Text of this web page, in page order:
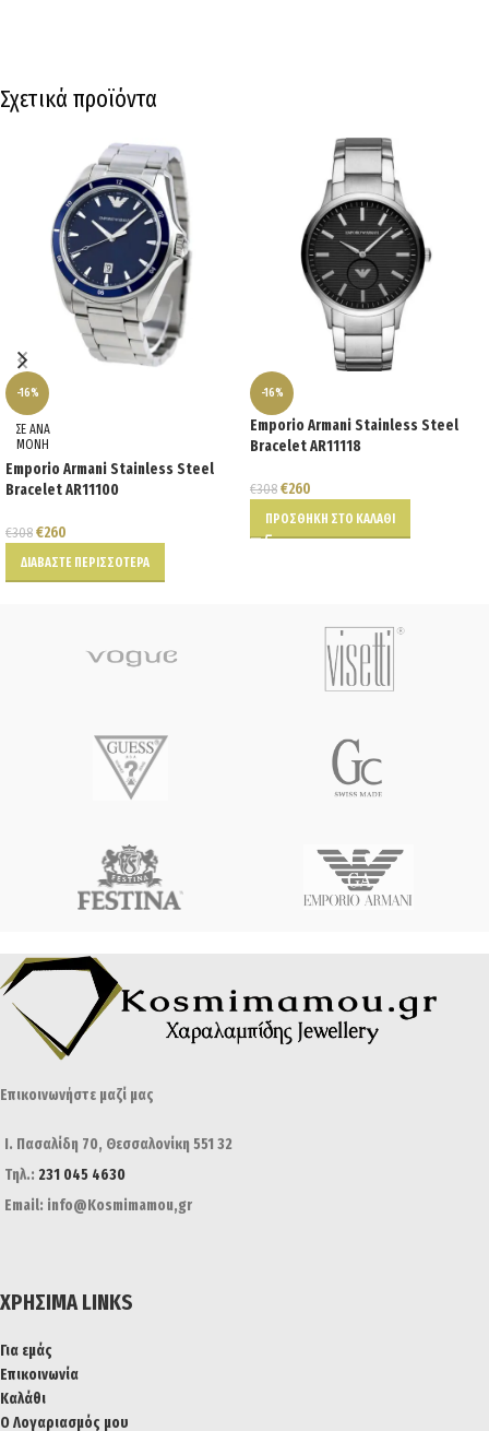
Σχετικά προϊόντα
-16%
ΣΕ ΑΝΑ
ΜΟΝΗ
Emporio Armani Stainless Steel
Bracelet AR11100
€308 €260
ΔΙΑΒΆΣΤΕ ΠΕΡΙΣΣΌΤΕΡΑ
-16%
Emporio Armani Stainless Steel
Bracelet AR11118
€308 €260
ΠΡΟΣΘΉΚΗ ΣΤΟ ΚΑΛΆΘΙ
Επικοινωνήστε μαζί μας
Ι. Πασαλίδη 70, Θεσσαλονίκη 551 32
Τηλ.: 231 045 4630
Email: info@Kosmimamou,gr
ΧΡΉΣΙΜΑ LINKS
Για εμάς
Επικοινωνία
Καλάθι
Ο Λογαριασμός μου